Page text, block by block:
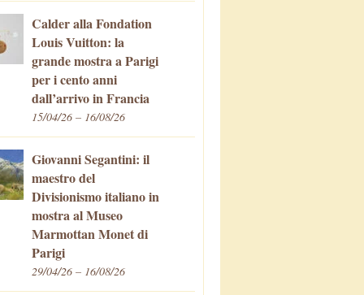
Calder alla Fondation
Louis Vuitton: la
grande mostra a Parigi
per i cento anni
dall’arrivo in Francia
15/04/26 – 16/08/26
Giovanni Segantini: il
maestro del
Divisionismo italiano in
mostra al Museo
Marmottan Monet di
Parigi
29/04/26 – 16/08/26